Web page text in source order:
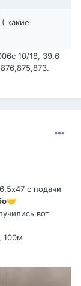
какие
10/18, 39.6
с подачи
🤝
вот
100м